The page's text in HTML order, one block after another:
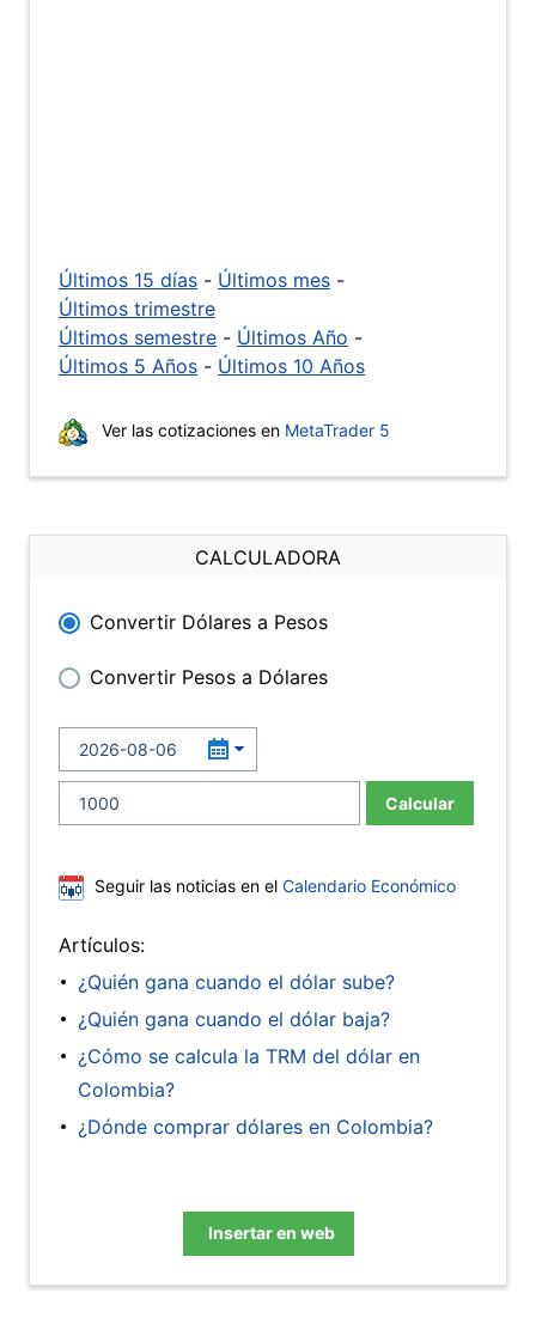
Últimos 15 días - Últimos mes -
Últimos trimestre
Últimos semestre - Últimos Año -
Últimos 5 Años - Últimos 10 Años
Ver las cotizaciones en MetaTrader 5
CALCULADORA
Convertir Dólares a Pesos
Convertir Pesos a Dólares
Calcular
Seguir las noticias en el Calendario Económico
Artículos:
¿Quién gana cuando el dólar sube?
¿Quién gana cuando el dólar baja?
¿Cómo se calcula la TRM del dólar en
Colombia?
¿Dónde comprar dólares en Colombia?
Insertar en web